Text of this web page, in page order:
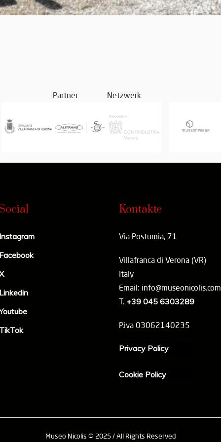
Partner Netzwerk
Kontakte
Via Postumia, 71
Villafranca di Verona (VR)
Italy
Email: info@museonicolis.com
T. +39 045 6303289
P.iva 03062140235
Privacy Policy
Cookie Policy
Museo Nicolis © 2025 / All Rights Reserved